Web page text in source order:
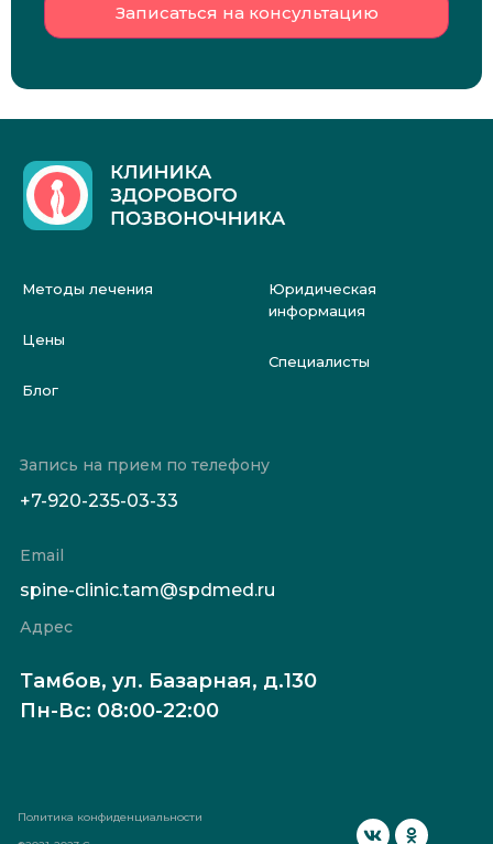
Записаться на консультацию
Методы лечения
Цены
Блог
Юридическая
информация
Специалисты
Запись на прием по телефону
+7-920-235-03-33
Email
spine-clinic.tam@spdmed.ru
Адрес
Тамбов, ул. Базарная, д.130
Пн-Вс: 08:00-22:00
Политика конфиденциальности